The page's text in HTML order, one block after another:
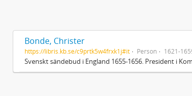
Bonde, Christer
https://libris.kb.se/c9prtk5w4frxk1j#it Person 1621-
Svenskt sändebud i England 1655-1656. President i